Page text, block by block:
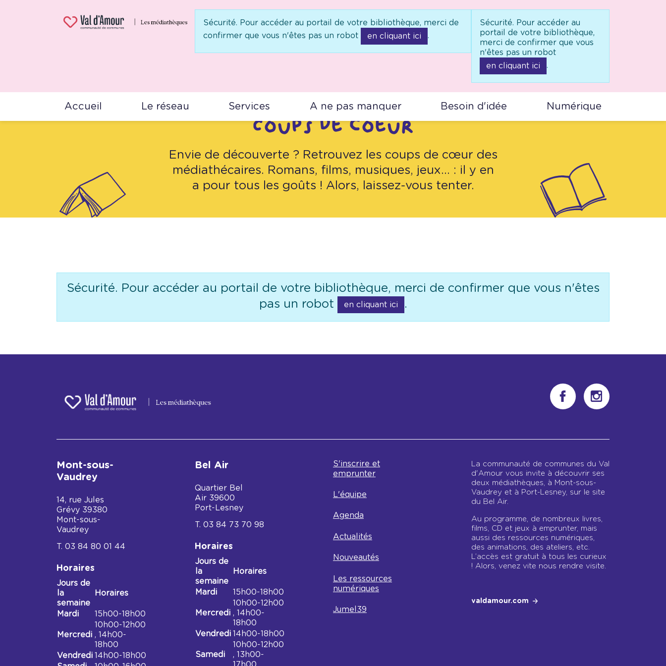
Sécurité. Pour accéder au portail de votre bibliothèque, merci de
confirmer que vous n'êtes pas un robot
en cliquant ici .
Sécurité. Pour accéder au
portail de votre bibliothèque,
merci de confirmer que vous
n'êtes pas un robot
en cliquant ici
.
Accueil Le réseau Services A ne pas manquer Besoin d'idée Numérique
Accueil Besoin d'idée
Coups de coeur
Envie de découverte ? Retrouvez les coups de cœur des
médiathécaires. Romans, films, musiques, jeux… : il y en
a pour tous les goûts ! Alors, laissez-vous tenter.
Sécurité. Pour accéder au portail de votre bibliothèque, merci de confirmer que vous n'êtes
pas un robot
en cliquant ici .
Mont-sous-
Vaudrey
14, rue Jules
Grévy 39380
Mont-sous-
Vaudrey
03 84 80 01 44
Horaires
Horaires
Médiathèque
de
sous-
Vaudrey
Jours de
la
semaine
Horaires
Mardi 15h00-18h00
Mercredi
10h00-12h00
, 14h00-
18h00
Vendredi 14h00-18h00
Bel Air
Quartier Bel
Air 39600
Port-Lesney
03 84 73 70 98
Horaires
Horaires
Médiathèque
du
air
Jours de
la
semaine
Horaires
Mardi 15h00-18h00
Mercredi
10h00-12h00
, 14h00-
18h00
Vendredi 14h00-18h00
Samedi
10h00-12h00
, 13h00-
S'inscrire et
emprunter
L'équipe
Agenda
Actualités
Nouveautés
Les ressources
numériques
Jumel39
La communauté de communes du Val
d'Amour vous invite à découvrir ses
deux médiathèques, à Mont-sous-
Vaudrey et à Port-Lesney, sur le site
du Bel Air.
Au programme, de nombreux livres,
films, CD et jeux à emprunter, mais
aussi des ressources numériques,
des animations, des ateliers, etc.
L’accès est gratuit à tous les curieux
! Alors, venez vite nous rendre visite.
valdamour.com